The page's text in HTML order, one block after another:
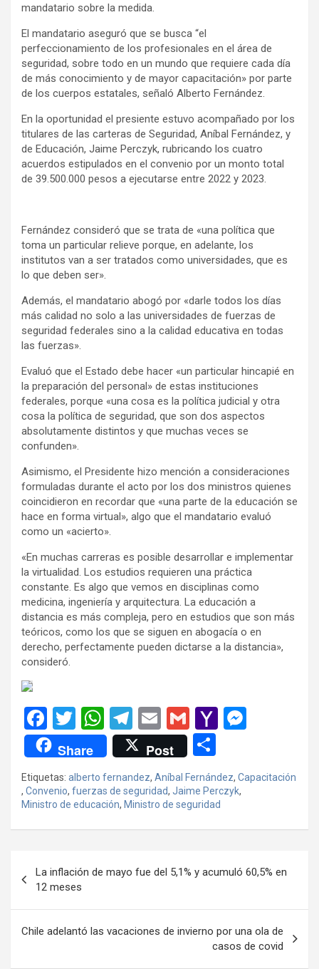
mandatario sobre la medida.
El mandatario aseguró que se busca “el
perfeccionamiento de los profesionales en el área de
seguridad, sobre todo en un mundo que requiere cada día
de más conocimiento y de mayor capacitación» por parte
de los cuerpos estatales, señaló Alberto Fernández.
En la oportunidad el presiente estuvo acompañado por los
titulares de las carteras de Seguridad, Aníbal Fernández, y
de Educación, Jaime Perczyk, rubricando los cuatro
acuerdos estipulados en el convenio por un monto total
de 39.500.000 pesos a ejecutarse entre 2022 y 2023.
Fernández consideró que se trata de «una política que
toma un particular relieve porque, en adelante, los
institutos van a ser tratados como universidades, que es
lo que deben ser».
Además, el mandatario abogó por «darle todos los días
más calidad no solo a las universidades de fuerzas de
seguridad federales sino a la calidad educativa en todas
las fuerzas».
Evaluó que el Estado debe hacer «un particular hincapié en
la preparación del personal» de estas instituciones
federales, porque «una cosa es la política judicial y otra
cosa la política de seguridad, que son dos aspectos
absolutamente distintos y que muchas veces se
confunden».
Asimismo, el Presidente hizo mención a consideraciones
formuladas durante el acto por los dos ministros quienes
coincidieron en recordar que «una parte de la educación se
hace en forma virtual», algo que el mandatario evaluó
como un «acierto».
«En muchas carreras es posible desarrollar e implementar
la virtualidad. Los estudios requieren una práctica
constante. Es algo que vemos en disciplinas como
medicina, ingeniería y arquitectura. La educación a
distancia es más compleja, pero en estudios que son más
teóricos, como los que se siguen en abogacía o en
derecho, perfectamente pueden dictarse a la distancia»,
consideró.
F
a
ce
b
o
o
T
wi
tt
er
W
h
at
s
A
p
T
el
e
gr
a
m
E
m
ail
G
m
ail
Y
o
o
M
n
er
Share Post
o
m
p
ar
Etiquetas: alberto fernandez, Aníbal Fernández, Capacitación
, Convenio, fuerzas de seguridad, Jaime Perczyk,
Ministro de educación, Ministro de seguridad
de
entradas
La inflación de mayo fue del 5,1% y acumuló 60,5% en
12 meses
Chile adelantó las vacaciones de invierno por una ola de
casos de covid